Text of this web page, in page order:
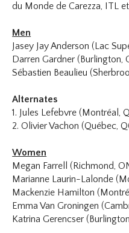
du Monde de Carezza, ITL
Men
Jasey Jay Anderson (Lac
Darren Gardner (Burlington,
Sébastien Beaulieu
Alternates
1. Jules Lefebvre (Montréal,
2. Olivier Vachon (Québec,
Women
Megan Farrell (Richmond,
Marianne Laurin-Lalonde
Mackenzie Hamilton
Emma Van Groningen
Katrina Gerencser